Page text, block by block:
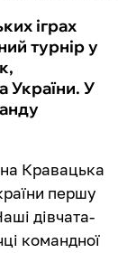
іграх
турнір у
України. У
Кравацька
першу
дівчата-
командної